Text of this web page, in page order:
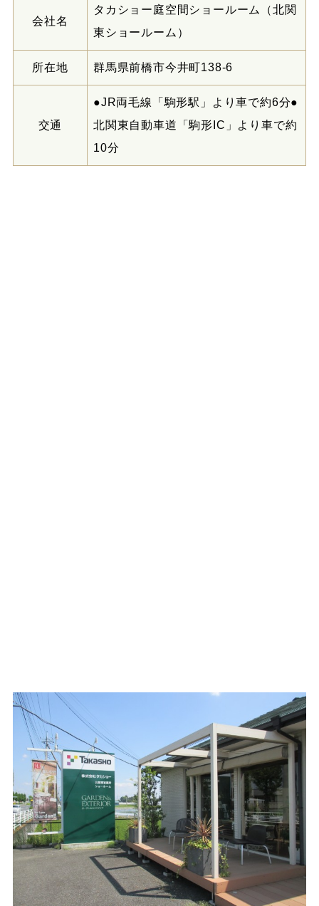
会社名
タカショー庭空間ショールーム（北関
東ショールーム）
所在地 群馬県前橋市今井町138-6
交通
●JR両毛線「駒形駅」より車で約6分●
北関東自動車道「駒形IC」より車で約
10分